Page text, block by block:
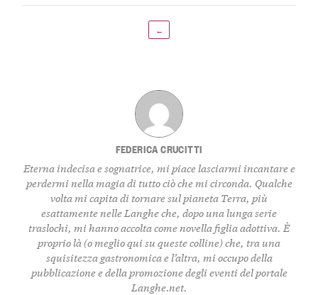
←
FEDERICA CRUCITTI
Eterna indecisa e sognatrice, mi piace lasciarmi incantare e
perdermi nella magia di tutto ciò che mi circonda. Qualche
volta mi capita di tornare sul pianeta Terra, più
esattamente nelle Langhe che, dopo una lunga serie
traslochi, mi hanno accolta come novella figlia adottiva. È
proprio là (o meglio qui su queste colline) che, tra una
squisitezza gastronomica e l’altra, mi occupo della
pubblicazione e della promozione degli eventi del portale
Langhe.net.